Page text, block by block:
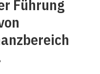
Führung